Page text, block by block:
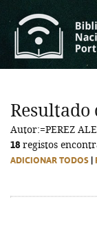
Resultado
Autor:=PEREZ
18 registos
ADICIONAR TODOS